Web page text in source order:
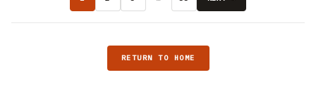
RETURN TO HOME